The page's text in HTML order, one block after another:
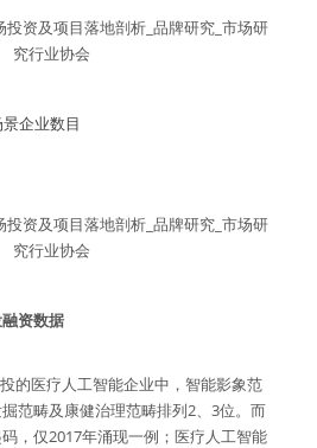
企业数目
资数据
的医疗人工智能企业中，智能影象范
范畴及康健治理范畴排列2、3位。而
，仅2017年涌现一例；医疗人工智能